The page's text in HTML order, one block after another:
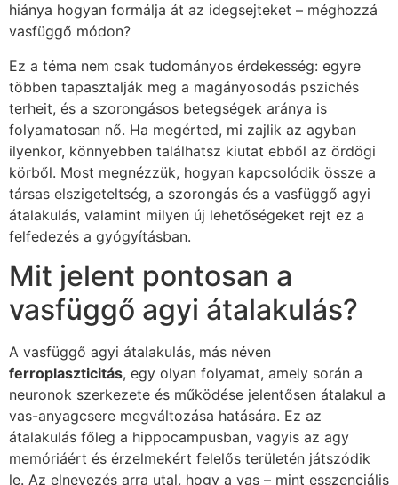
hiánya hogyan formálja át az idegsejteket – méghozzá
vasfüggő módon?
Ez a téma nem csak tudományos érdekesség: egyre
többen tapasztalják meg a magányosodás pszichés
terheit, és a szorongásos betegségek aránya is
folyamatosan nő. Ha megérted, mi zajlik az agyban
ilyenkor, könnyebben találhatsz kiutat ebből az ördögi
körből. Most megnézzük, hogyan kapcsolódik össze a
társas elszigeteltség, a szorongás és a vasfüggő agyi
átalakulás, valamint milyen új lehetőségeket rejt ez a
felfedezés a gyógyításban.
Mit jelent pontosan a
vasfüggő agyi átalakulás?
A vasfüggő agyi átalakulás, más néven
ferroplaszticitás, egy olyan folyamat, amely során a
neuronok szerkezete és működése jelentősen átalakul a
vas-anyagcsere megváltozása hatására. Ez az
átalakulás főleg a hippocampusban, vagyis az agy
memóriáért és érzelmekért felelős területén játszódik
le. Az elnevezés arra utal, hogy a vas – mint esszenciális